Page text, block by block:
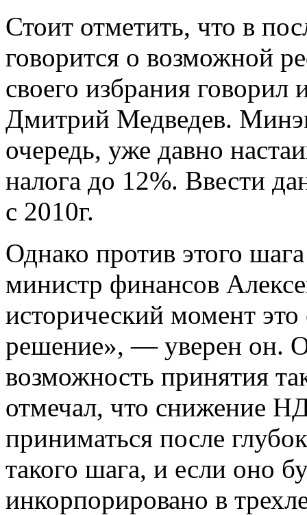
Стоит отметить, что в
говорится о возможной
своего избрания
Дмитрий Медведев.
очередь, уже давно
налога до 12%. Ввести
с 2010г.
Однако против этого
министр финансов
исторический момент
решение», — уверен он.
возможность принятия
отмечал, что снижение
приниматься после
такого шага, и если оно
инкорпорировано в